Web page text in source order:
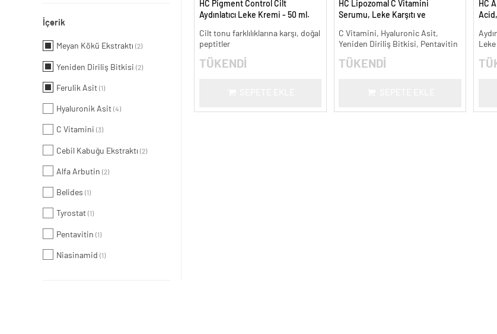
İçerik
Meyan Kökü Ekstraktı (2)
Yeniden Diriliş Bitkisi (2)
Ferulik Asit (1)
Hyaluronik Asit (4)
C Vitamini (3)
Cebil Kabuğu Ekstraktı (2)
Alfa Arbutin (2)
Belides (1)
Tyrostat (1)
Pentavitin (1)
Niasinamid (1)
HC Pigment Control Cilt
Aydınlatıcı Leke Kremi - 50 ml.
Cilt tonu farklılıklarına karşı, doğal
peptitler
TÜKENDİ
HC Lipozomal C Vitamini
Serumu, Leke Karşıtı ve
C Vitamini, Hyaluronic Asit,
Yeniden Diriliş Bitkisi, Pentavitin
TÜKENDİ
HC
Leke